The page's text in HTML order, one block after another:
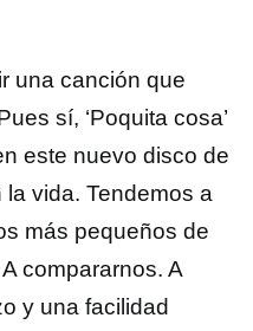
una canción que
sí, ‘Poquita cosa’
este nuevo disco de
vida. Tendemos a
más pequeños de
compararnos. A
y una facilidad